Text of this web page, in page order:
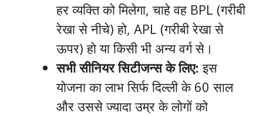
हर व्यक्ति को मिलेगा, चाहे वह BPL (गरीबी
रेखा से नीचे) हो, APL (गरीबी रेखा से
ऊपर) हो या किसी भी अन्य वर्ग से।
सभी सीनियर सिटीजन्स के लिए: इस
योजना का लाभ सिर्फ दिल्ली के 60 साल
और उससे ज्यादा उम्र के लोगों को